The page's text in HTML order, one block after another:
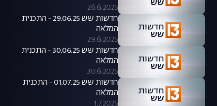
26.6.2025
חדשות שש 29.06.25 - התכנית
המלאה
29.6.2025
חדשות שש 30.06.25 - התכנית
המלאה
30.6.2025
חדשות שש 01.07.25 - התכנית
המלאה
1.7.2025